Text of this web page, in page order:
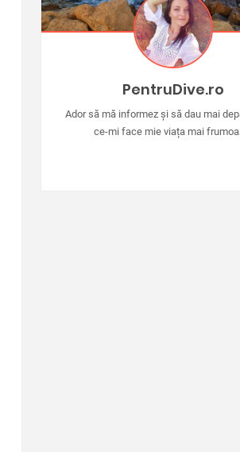
PentruDive.ro
Ador să mă informez și să dau mai
ce-mi face mie viața mai